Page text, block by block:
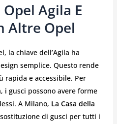
Agila E
Altre Opel
la chiave dell’Agila ha
semplice. Questo rende
rapida e accessibile. Per
i gusci possono avere forme
A Milano, La Casa della
di gusci per tutti i